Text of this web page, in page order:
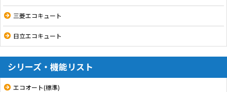
三菱エコキュート
日立エコキュート
シリーズ・機能リスト
エコオート(標準)